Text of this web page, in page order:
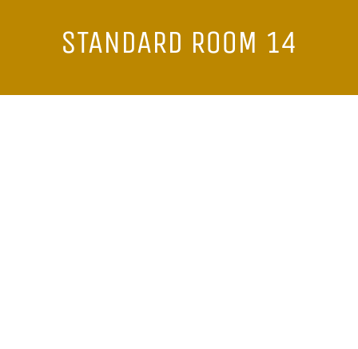
STANDARD ROOM 14